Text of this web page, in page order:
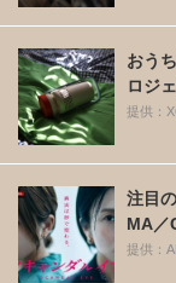
おう
ロジ
提供：
注目
MA／
提供：